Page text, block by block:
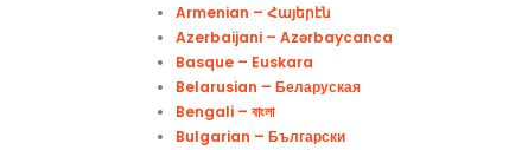
Armenian – Հայերէն
Azerbaijani – Azərbaycanca
Basque – Euskara
Belarusian – Беларуская
Bengali – বাংলা
Bulgarian – Български